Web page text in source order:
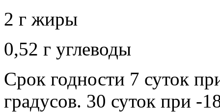
2 г жиры
0,52 г углеводы
Срок годности 7 суток
градусов. 30 суток при -